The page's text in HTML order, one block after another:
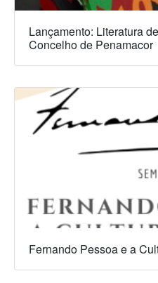
Lançamento: Literatura
Concelho de Penamacor
Fernando Pessoa e a